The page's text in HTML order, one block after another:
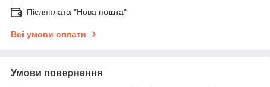
Післяплата "Нова пошта"
Всі умови оплати
Умови повернення